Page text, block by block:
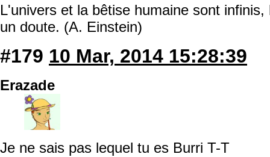
L'univers et la bêtise humaine sont
un doute. (A. Einstein)
#179 10 Mar, 2014 15:28:39
Erazade
Je ne sais pas lequel tu es Burri T-T